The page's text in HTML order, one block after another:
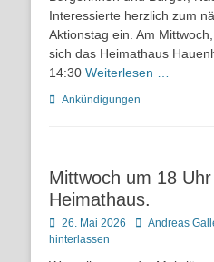
Interessierte herzlich zum
Aktionstag ein. Am
sich das Heimathaus
14:30 Weiterlesen …
Kategorien
Ankündigungen
Mittwoch um 18
Heimathaus.
Posted
on
26. Mai 2026 AutorAndreas
hinterlassen